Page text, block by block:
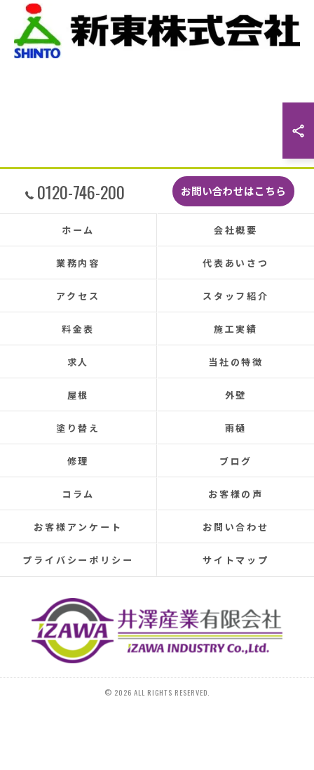
作業です。
当初夕方４時頃終了予定が、家にあった予備の
瓦まで使って瓦を差し替えてもらったので薄暗
くなるまで頑張っていただき頭の下がる思いで
しっかり直していただいたのでその後雨漏りも
もちろんなく、先日はかなりのドシャ降りでし
たがポツポツ音も一切ありませんでした。
本当に井澤さんにお願いしてよかったです、ま
た皆さまとても感じの良い方ばかりで安心して
お任せできました。
あと口コミを書いてくださった皆さまのおかげ
で井澤産業さんを知ることができました。
この場をお借りして感謝いたします。
この度は本当にありがとうございました。
今後ともよろしくお願いします！ (Translated by
Google) My 50-year-old house has been plagued by roof
leaks for about 20 years.
Three times so far, the ceiling has leaked, and although
the leaks were repaired each time, the problem was
never completely fixed.
Even after repairs, the dripping sound would reappear
elsewhere, making rainy days incredibly depressing.
This time, I was determined to have the cause identified
and repaired, so I searched online reviews daily and
finally found Izawa Sangyo.
From the initial estimate, it was completely different
They conducted a thorough leak investigation
and inspecting the attic from the second-floor closet,
and were able to pinpoint the leak location.
They discovered that the roof tiles were significantly
deteriorated, with cracks in several places and even a
hole in one spot.
since I plan to move in the next 10-15 years, I requested
0120-746-200 お問い合わせはこちら
ホーム 会社概要
業務内容 代表あいさつ
アクセス スタッフ紹介
料金表 施工実績
求人 当社の特徴
屋根 外壁
塗り替え 雨樋
修理 ブログ
コラム お客様の声
お客様アンケート お問い合わせ
プライバシーポリシー サイトマップ
© 2026 ALL RIGHTS RESERVED.